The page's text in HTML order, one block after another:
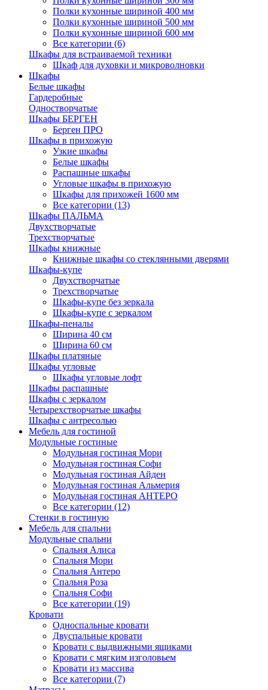
Полки кухонные шириной 400 мм
Полки кухонные шириной 500 мм
Полки кухонные шириной 600 мм
Все категории (6)
Шкафы для встраиваемой техники
Шкаф для духовки и микроволновки
Шкафы
Белые шкафы
Гардеробные
Одностворчатые
Шкафы БЕРГЕН
Берген ПРО
Шкафы в прихожую
Узкие шкафы
Белые шкафы
Распашные шкафы
Угловые шкафы в прихожую
Шкафы для прихожей 1600 мм
Все категории (13)
Шкафы ПАЛЬМА
Двухстворчатые
Трехстворчатые
Шкафы книжные
Книжные шкафы со стеклянными дверями
Шкафы-купе
Двухстворчатые
Трехстворчатые
Шкафы-купе без зеркала
Шкафы-купе с зеркалом
Шкафы-пеналы
Ширина 40 см
Ширина 60 см
Шкафы платяные
Шкафы угловые
Шкафы угловые лофт
Шкафы распашные
Шкафы с зеркалом
Четырехстворчатые шкафы
Шкафы с антресолью
Мебель для гостиной
Модульные гостиные
Модульная гостиная Мори
Модульная гостиная Софи
Модульная гостиная Айден
Модульная гостиная Альмерия
Модульная гостиная АНТЕРО
Все категории (12)
Стенки в гостиную
Мебель для спальни
Модульные спальни
Спальня Алиса
Спальня Мори
Спальня Антеро
Спальня Роза
Спальня Софи
Все категории (19)
Кровати
Односпальные кровати
Двуспальные кровати
Кровати с выдвижными ящиками
Кровати с мягким изголовьем
Кровати из массива
Все категории (7)